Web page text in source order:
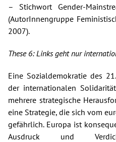
– Stichwort Gender-
(AutorInnengruppe
2007).
These 6: Links geht nur
Eine Sozialdemokratie des
der internationalen
mehrere strategische
eine Strategie, die sich vom
gefährlich. Europa ist
Ausdruck und